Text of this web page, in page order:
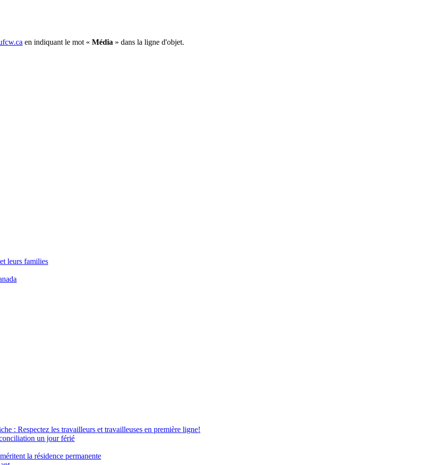
en indiquant le mot « Média » dans la ligne d'objet.
leurs families
: Respectez les travailleurs et travailleuses en première ligne!
un jour férié
la résidence permanente